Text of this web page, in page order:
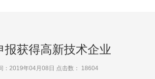
获得高新技术企业
：2019年04月08日 点击数： 18604